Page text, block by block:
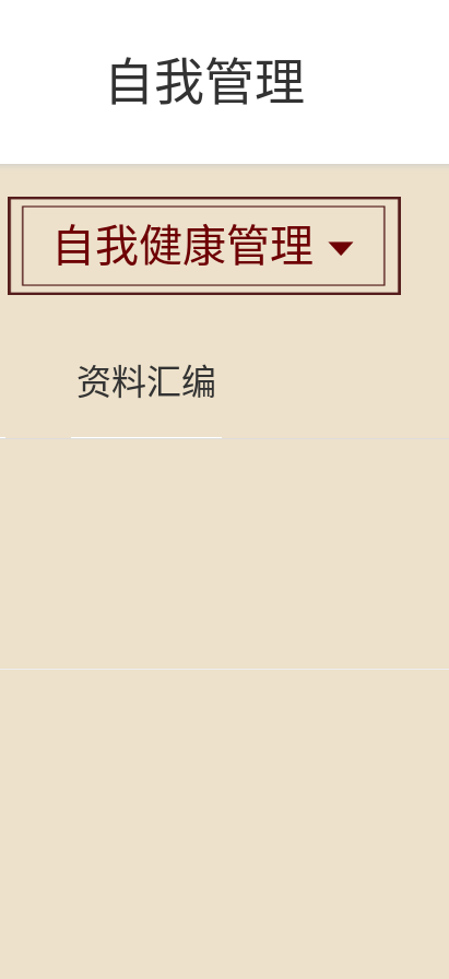
自我管理
自我健康管理 
资料汇编